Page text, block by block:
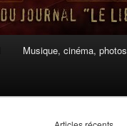
Musique, cinéma, photos